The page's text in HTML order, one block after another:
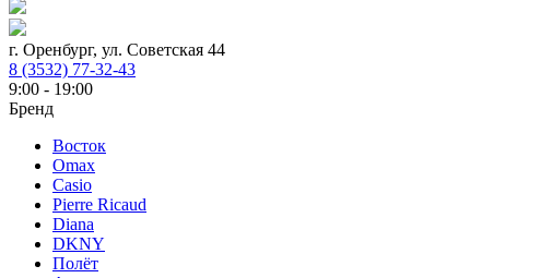
г. Оренбург, ул. Советская 44
8 (3532) 77-32-43
9:00 - 19:00
Бренд
Восток
Omax
Casio
Pierre Ricaud
Diana
DKNY
Полёт